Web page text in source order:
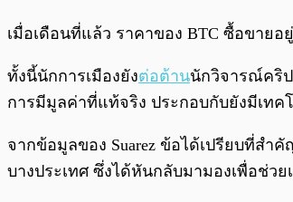
เมื่อเดือนที่แล้ว ราคาของ BTC ซื้อขาย
ทั้งนี้นักการเมืองยังต่อต้านนักวิจารณ์คริป
การมีมูลค่าที่แท้จริง ประกอบกับยังมีเท
จากข้อมูลของ Suarez ข้อได้เปรียบที่ส
บางประเทศ ซึ่งได้หันกลับมามองเพื่อช่ว